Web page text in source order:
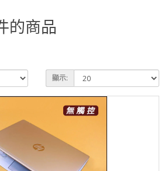
的商品
顯示: